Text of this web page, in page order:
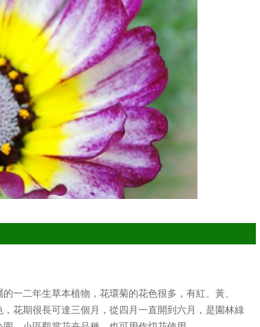
一二年生草本植物，花環菊的花色很多，有紅、黃、
花期很長可達三個月，從四月一直開到六月，是園林綠